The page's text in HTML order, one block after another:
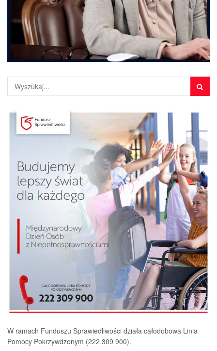
W ramach Funduszu Sprawiedliwości działa całodobowa Linia
Pomocy Pokrzywdzonym (222 309 900).